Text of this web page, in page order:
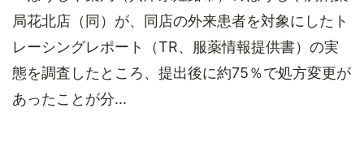
局花北店（同）が、同店の外来患者を対象にしたト
レーシングレポート（TR、服薬情報提供書）の実
態を調査したところ、提出後に約75％で処方変更が
あったことが分...